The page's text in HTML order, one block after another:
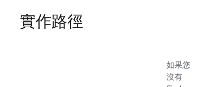
實作路徑
如果您
沒有